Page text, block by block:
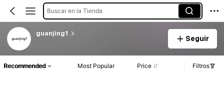
Buscar en la Tienda
guanjing1
Seguir
Recommended Most Popular Price Filtros